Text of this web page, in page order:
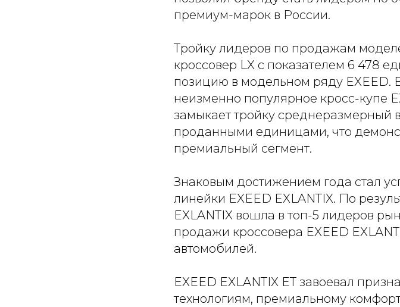
премиум-марок в России.
Тройку лидеров по продажам
кроссовер LX с показателем 6 478
позицию в модельном ряду EXEED.
неизменно популярное кросс-купе
замыкает тройку среднеразмерный
проданными единицами, что
премиальный сегмент.
Знаковым достижением года стал
линейки EXEED EXLANTIX. По
EXLANTIX вошла в топ-5 лидеров
продажи кроссовера EXEED
автомобилей.
EXEED EXLANTIX ET завоевал
технологиям, премиальному